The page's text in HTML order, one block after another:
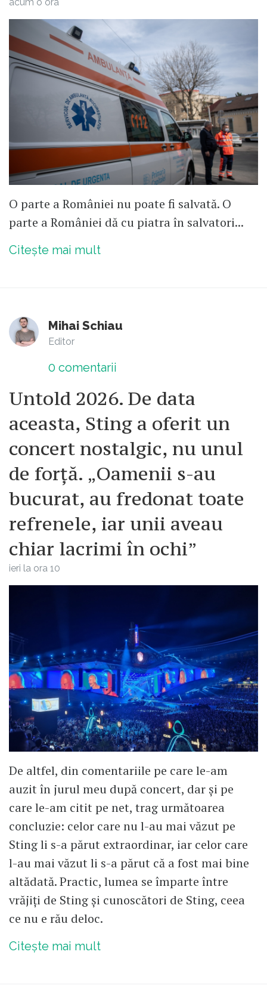
O parte a României nu poate fi salvată. O
parte a României dă cu piatra în salvatori...
Citește mai mult
Mihai Schiau
Editor
0 comentarii
Untold 2026. De data
aceasta, Sting a oferit un
concert nostalgic, nu unul
de forță. „Oamenii s-au
bucurat, au fredonat toate
refrenele, iar unii aveau
chiar lacrimi în ochi”
ieri la ora 10
De altfel, din comentariile pe care le-am
auzit în jurul meu după concert, dar și pe
care le-am citit pe net, trag următoarea
concluzie: celor care nu l-au mai văzut pe
Sting li s-a părut extraordinar, iar celor care
l-au mai văzut li s-a părut că a fost mai bine
altădată. Practic, lumea se împarte între
vrăjiți de Sting și cunoscători de Sting, ceea
ce nu e rău deloc.
Citește mai mult